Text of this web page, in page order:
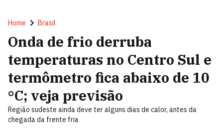
Home Brasil
Onda de frio derruba
temperaturas no Centro Sul e
termômetro fica abaixo de 10
°C; veja previsão
Região sudeste ainda deve ter alguns dias de calor, antes da
chegada da frente fria